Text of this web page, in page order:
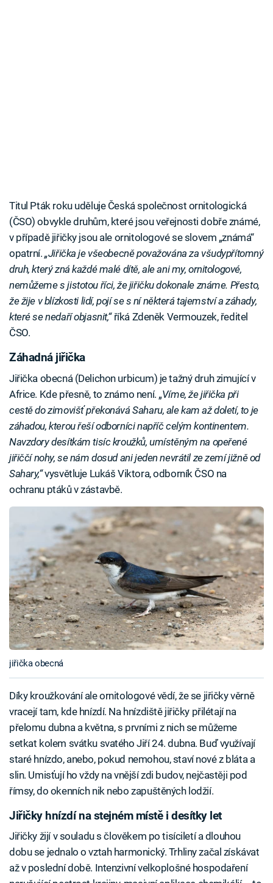
Titul Pták roku uděluje Česká společnost ornitologická
(ČSO) obvykle druhům, které jsou veřejnosti dobře známé,
v případě jiřičky jsou ale ornitologové se slovem „známá“
opatrní.„Jiřička je všeobecně považována za všudypřítomný
druh, který zná každé malé dítě, ale ani my, ornitologové,
nemůžeme s jistotou říci, že jiřičku dokonale známe. Přesto,
že žije v blízkosti lidí, pojí se s ní některá tajemství a záhady,
které se nedaří objasnit,“říká Zdeněk Vermouzek, ředitel
ČSO.
Záhadná jiřička
Jiřička obecná (Delichon urbicum) je tažný druh zimující v
Africe. Kde přesně, to známo není. „Víme, že jiřička při
cestě do zimovišť překonává Saharu, ale kam až doletí, to je
záhadou, kterou řeší odborníci napříč celým kontinentem.
Navzdory desítkám tisíc kroužků, umístěným na opeřené
jiřiččí nohy, se nám dosud ani jeden nevrátil ze zemí jižně od
Sahary,“vysvětluje Lukáš Viktora, odborník ČSO na
ochranu ptáků v zástavbě.
jiřička obecná
Díky kroužkování ale ornitologové vědí, že se jiřičky věrně
vracejí tam, kde hnízdí. Na hnízdiště jiřičky přilétají na
přelomu dubna a května, s prvními z nich se můžeme
setkat kolem svátku svatého Jiří 24. dubna. Buď využívají
staré hnízdo, anebo, pokud nemohou, staví nové z bláta a
slin. Umisťují ho vždy na vnější zdi budov, nejčastěji pod
římsy, do okenních nik nebo zapuštěných lodžií.
Jiřičky hnízdí na stejném místě i desítky let
Jiřičky žijí v souladu s člověkem po tisíciletí a dlouhou
dobu se jednalo o vztah harmonický. Trhliny začal získávat
až v poslední době. Intenzivní velkoplošné hospodaření